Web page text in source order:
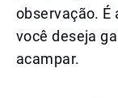
observação. É
você deseja
acampar.